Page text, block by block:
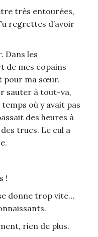
très entourées,
regrettes d’avoir
Dans les
de mes copains
pour ma sœur.
sauter à tout-va,
où y avait pas
des heures à
trucs. Le cul a
!
donne trop vite…
rien de plus.